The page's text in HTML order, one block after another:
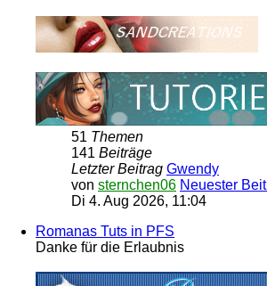
51 Themen
141 Beiträge
Letzter Beitrag Gwendy
von sternchen06 Neuester
Di 4. Aug 2026, 11:04
Romanas Tuts in PFS
Danke für die Erlaubnis